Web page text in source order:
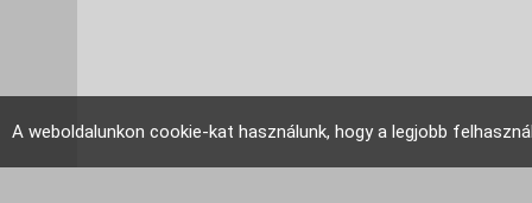
A weboldalunkon cookie-kat használunk, hogy a legjobb